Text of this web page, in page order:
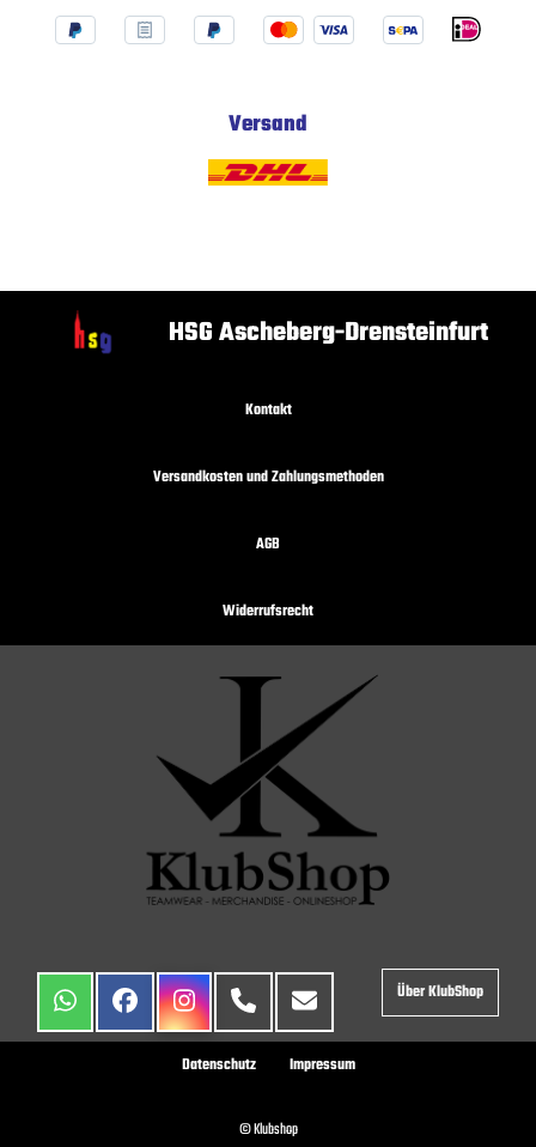
Versand
HSG Ascheberg-Drensteinfurt
Kontakt
Versandkosten und Zahlungsmethoden
AGB
Widerrufsrecht
Über KlubShop
Datenschutz Impressum
© Klubshop